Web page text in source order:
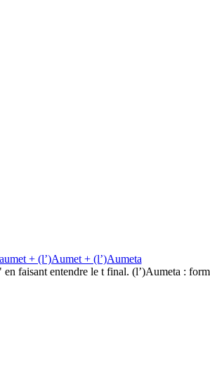
+ (l’)Aumet + (l’)Aumeta
en faisant entendre le t final. (l’)Aumeta :